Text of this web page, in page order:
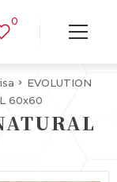
0
EVOLUTION
60х60